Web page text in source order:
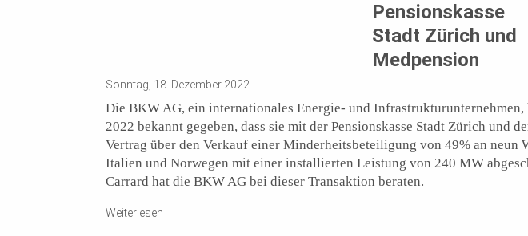
Pensionskasse
Stadt Zürich und
Medpension
Sonntag, 18. Dezember 2022
Die BKW AG, ein internationales Energie- und Infrastrukturunternehmen,
2022 bekannt gegeben, dass sie mit der Pensionskasse Stadt Zürich und
Vertrag über den Verkauf einer Minderheitsbeteiligung von 49% an neun
Italien und Norwegen mit einer installierten Leistung von 240 MW
Carrard hat die BKW AG bei dieser Transaktion beraten.
Weiterlesen